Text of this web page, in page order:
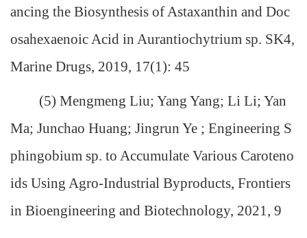
ancing the Biosynthesis of Astaxanthin and Doc
osahexaenoic Acid in Aurantiochytrium sp. SK4,
Marine Drugs, 2019, 17(1): 45
(5) Mengmeng Liu; Yang Yang; Li Li; Yan
Ma; Junchao Huang; Jingrun Ye ; Engineering S
phingobium sp. to Accumulate Various Caroteno
ids Using Agro-Industrial Byproducts, Frontiers
in Bioengineering and Biotechnology, 2021, 9